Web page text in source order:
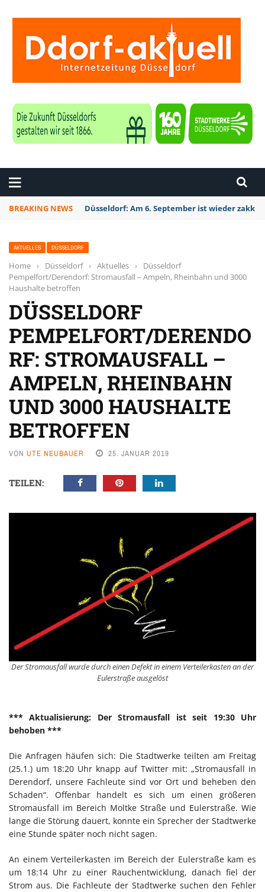
BREAKING NEWS Düsseldorf: Am 6. September ist wieder zakk
AKTUELLES DÜSSELDORF
Home › Düsseldorf › Aktuelles ›
Düsseldorf
Pempelfort/Derendorf: Stromausfall – Ampeln, Rheinbahn und 3000
Haushalte betroffen
DÜSSELDORF
PEMPELFORT/DERENDO
RF: STROMAUSFALL –
AMPELN, RHEINBAHN
UND 3000 HAUSHALTE
BETROFFEN
VON UTE NEUBAUER 25. JANUAR 2019
TEILEN:
Der Stromausfall wurde durch einen Defekt in einem Verteilerkasten an der
Eulerstraße ausgelöst
*** Aktualisierung: Der Stromausfall ist seit 19:30 Uhr
behoben ***
Die Anfragen häufen sich: Die Stadtwerke teilten am Freitag
(25.1.) um 18:20 Uhr knapp auf Twitter mit: „Stromausfall in
Derendorf, unsere Fachleute sind vor Ort und beheben den
Schaden“. Offenbar handelt es sich um einen größeren
Stromausfall im Bereich Moltke Straße und Eulerstraße. Wie
lange die Störung dauert, konnte ein Sprecher der Stadtwerke
eine Stunde später noch nicht sagen.
An einem Verteilerkasten im Bereich der Eulerstraße kam es
um 18:14 Uhr zu einer Rauchentwicklung, danach fiel der
Strom aus. Die Fachleute der Stadtwerke suchen den Fehler